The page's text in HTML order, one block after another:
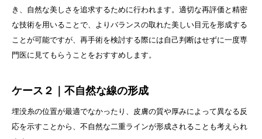
き、自然な美しさを追求するために行われます。適切な再評価と精密
な技術を用いることで、よりバランスの取れた美しい目元を形成する
ことが可能ですが、再手術を検討する際には自己判断はせずに一度専
門医に見てもらうことをおすすめします。
ケース２｜不自然な線の形成
埋没糸の位置が最適でなかったり、皮膚の質や厚みによって異なる反
応を示すことから、不自然な二重ラインが形成されることも考えられ